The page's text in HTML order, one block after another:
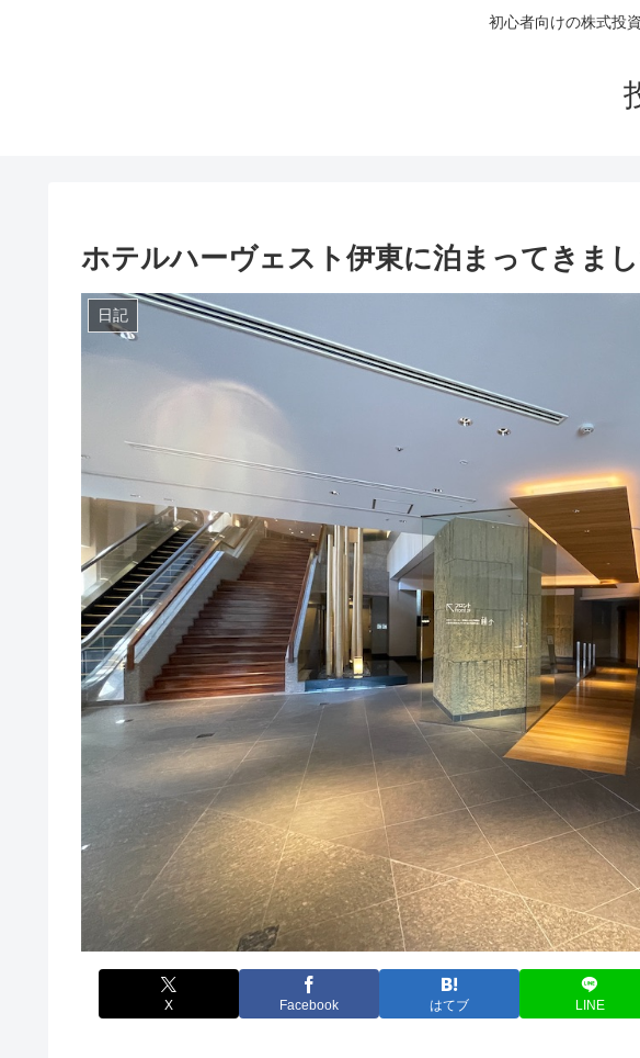
初心者向けの株式投
ホテルハーヴェスト伊東に泊まってきま
日記
X Facebook はてブ LINE